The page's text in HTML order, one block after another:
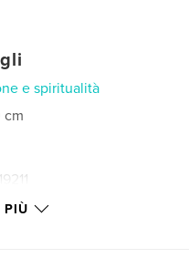
e spiritualità
cm
2020
PIÙ